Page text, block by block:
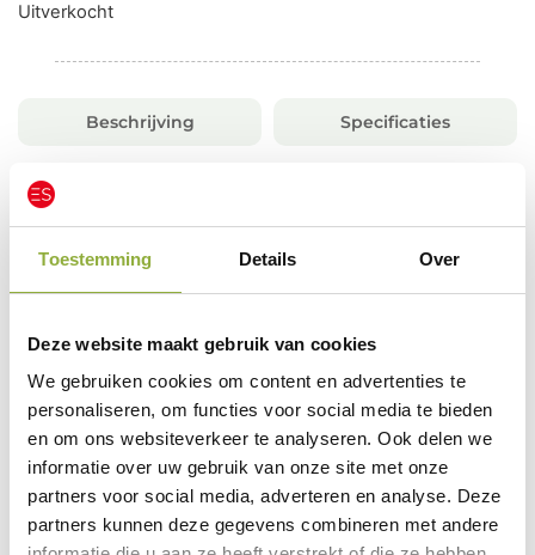
Toestemming Details Over
Deze website maakt gebruik van cookies
We gebruiken cookies om content en advertenties te
personaliseren, om functies voor social media te bieden
en om ons websiteverkeer te analyseren. Ook delen we
informatie over uw gebruik van onze site met onze
partners voor social media, adverteren en analyse. Deze
partners kunnen deze gegevens combineren met andere
Uitverkocht
Beschrijving Specificaties
Beschrijving:
Senor Thermische Bonprinter
Ontdek het toppunt van efficiëntie en
betrouwbaarheid met onze geavanceerde Senor
kassasysteem. Ontworpen om uw bedrijfsactiviteiten
te optimaliseren, biedt deze bonprinter
ongeëvenaarde prestaties en functionaliteit.
Met zijn snelle printsnelheid van maar liefst 250
mm/sec en een printbreedte tot 72 mm, levert deze
bonprinter moeiteloos heldere en scherpe bonnen
af, waardoor uw klanten een professionele ervaring